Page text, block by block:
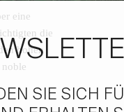
eine
die
hohen
SIE SICH